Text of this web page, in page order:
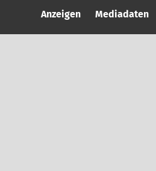
Anzeigen Mediadaten